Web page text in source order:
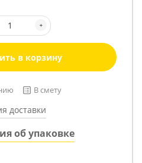
в корзину
В смету
доставки
об упаковке